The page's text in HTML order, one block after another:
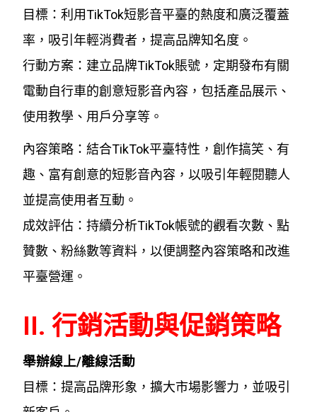
目標：利用TikTok短影音平臺的熱度和廣泛覆蓋
率，吸引年輕消費者，提高品牌知名度。
行動方案：建立品牌TikTok賬號，定期發布有關
電動自行車的創意短影音內容，包括產品展示、
使用教學、用戶分享等。
內容策略：結合TikTok平臺特性，創作搞笑、有
趣、富有創意的短影音內容，以吸引年輕閱聽人
並提高使用者互動。
成效評估：持續分析TikTok帳號的觀看次數、點
贊數、粉絲數等資料，以便調整內容策略和改進
平臺營運。
II. 行銷活動與促銷策略
舉辦線上/離線活動
目標：提高品牌形象，擴大市場影響力，並吸引